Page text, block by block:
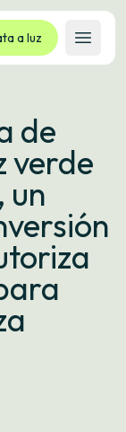
a luz
Abrir
de
verde
un